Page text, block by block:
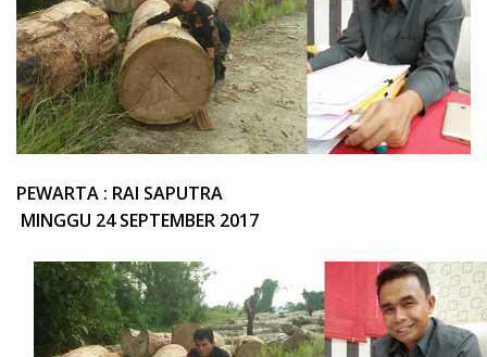
PEWARTA : RAI SAPUTRA
MINGGU 24 SEPTEMBER 2017